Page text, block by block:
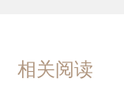
相关阅读